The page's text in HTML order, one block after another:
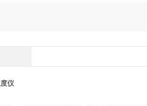
仪